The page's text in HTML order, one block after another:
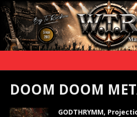
DOOM DOOM
GODTHRYMM,